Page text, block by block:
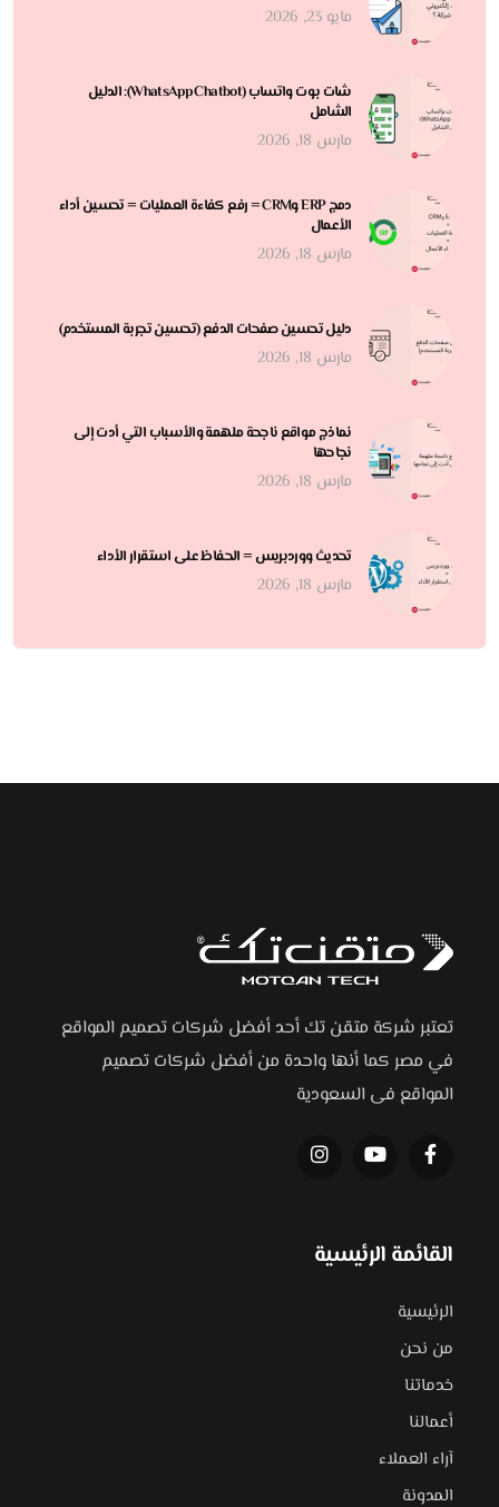
مايو 23, 2026
شات بوت واتساب (WhatsApp Chatbot): الدليل
الشامل
مارس 18, 2026
دمج ERP وCRM = رفع كفاءة العمليات = تحسين أداء
الأعمال
مارس 18, 2026
دليل تحسين صفحات الدفع (تحسين تجربة المستخدم)
مارس 18, 2026
نماذج مواقع ناجحة ملهمة والأسباب التي أدت إلى
نجاحها
مارس 18, 2026
تحديث ووردبريس = الحفاظ على استقرار الأداء
مارس 18, 2026
تعتبر شركة متقن تك أحد أفضل شركات تصميم المواقع
في مصر كما أنها واحدة من أفضل شركات تصميم
المواقع فى السعودية
القائمة الرئيسية
الرئيسية
من نحن
خدماتنا
أعمالنا
آراء العملاء
المدونة